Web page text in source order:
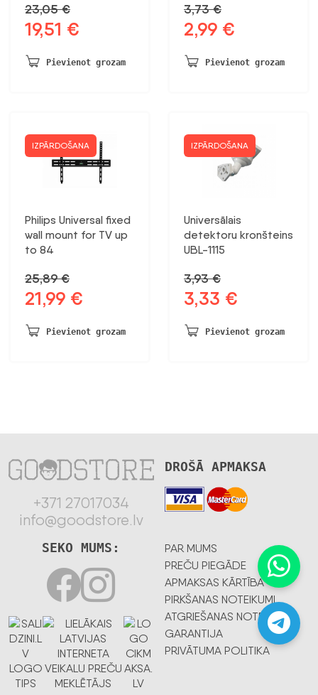
23,05€
Sākotnējā
bija:
19,51 €
ir:
Pievienot grozam
3,73€
Sākotnējā
bija:
2,99 €
ir:
Pievienot grozam
IZPĀRDOŠANA
Philips Universal fixed
wall mount for TV up
to 84
25,89€
Sākotnējā
bija:
21,99 €
ir:
Pievienot grozam
IZPĀRDOŠANA
Universālais
detektoru kronšteins
UBL-1115
3,93€
Sākotnējā
bija:
3,33 €
ir:
Pievienot grozam
+371 27017034
info@goodstore.lv
DROŠĀ APMAKSA
PAR MUMS
PREČU PIEGĀDE
APMAKSAS KĀRTĪBA
PIRKŠANAS NOTEIKUMI
ATGRIEŠANAS NOTEIKUMI
GARANTIJA
PRIVĀTUMA POLITIKA
SEKO MUMS: